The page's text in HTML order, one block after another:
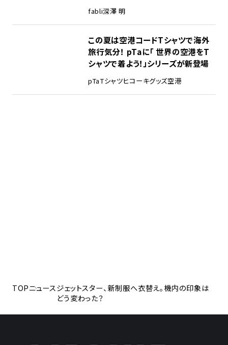
fabli深澤 明
この夏は空港コードTシャツで海外
旅行気分！ pTaに「 世界の空港をT
シャツで着よう！」シリーズが新登場
pTaTシャツヒコーキグッズ空港
TOPニュースジェットスター、新制服へ衣替え。機内の印象は
どう変わった？